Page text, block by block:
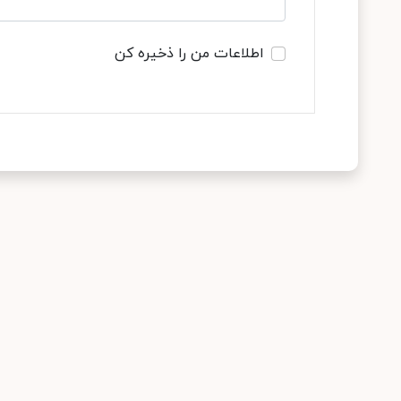
اطلاعات من را ذخیره کن